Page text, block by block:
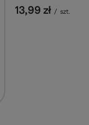
13,99 zł / szt.